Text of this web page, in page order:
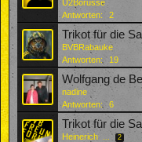
U2Borusse
Antworten:
2
Trikot für die
BVBRabauke
Antworten:
19
Wolfgang de
nadine
Antworten:
6
Trikot für die
Heinerich ... 2